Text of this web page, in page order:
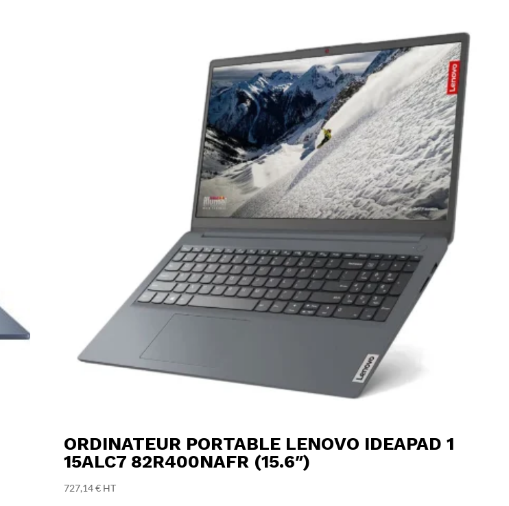
ORDINATEUR PORTABLE LENOVO IDEAPAD 1
15ALC7 82R400NAFR (15.6″)
727,14€ HT